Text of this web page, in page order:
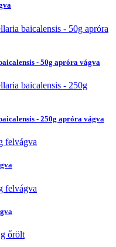
- 50g apróra vágva
- 250g apróra vágva